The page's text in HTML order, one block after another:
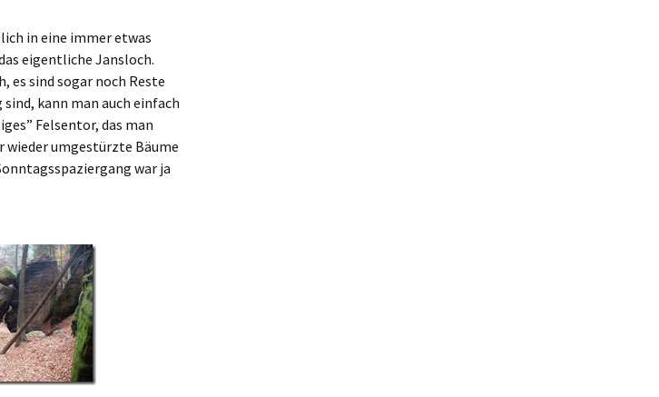
in eine immer etwas
eigentliche Jansloch.
es sind sogar noch Reste
kann man auch einfach
Felsentor, das man
wieder umgestürzte Bäume
war ja